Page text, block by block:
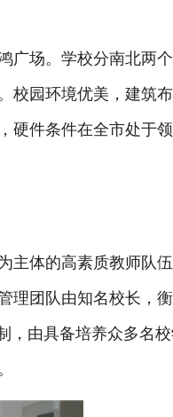
广场。学校分南北两
校园环境优美，建筑
硬件条件在全市处于
主体的高素质教师队
理团队由知名校长，
，由具备培养众多名